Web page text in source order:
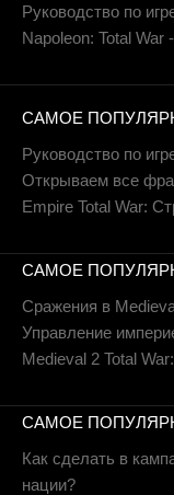
Руководство по
Napoleon: Total War
САМОЕ
Руководство по
Открываем все
Empire Total War:
САМОЕ
Сражения в
Управление
Medieval 2 Total
САМОЕ
Как сделать в
нации?